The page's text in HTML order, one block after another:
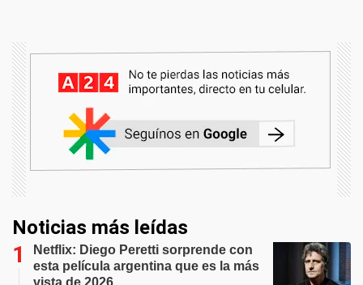
Noticias más leídas
Netflix: Diego Peretti sorprende con
esta película argentina que es la más
vista de 2026